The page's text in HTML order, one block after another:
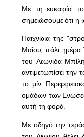
Με τη ευκαιρία
σημειώσουμε ότι η
Παιχνίδια της
Μαΐου, πάλι
του Λεωνίδα
αντιμετωπίσει την
το μίνι
ομάδων των
αυτή τη φορά.
Με οδηγό την